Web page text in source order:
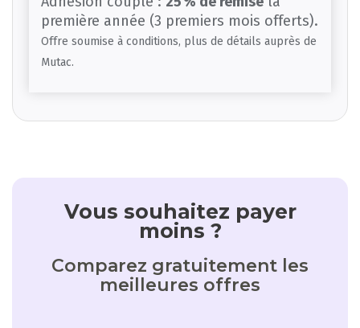
première année (3 premiers mois offerts).
Offre soumise à conditions, plus de détails auprès de
Mutac.
Vous souhaitez payer
moins ?
Comparez gratuitement les
meilleures offres